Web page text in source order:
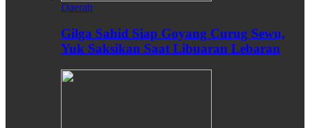
Daerah
Gilga Sahid Siap Goyang Curug Sewu,
Yuk Saksikan Saat Libuaran Lebaran